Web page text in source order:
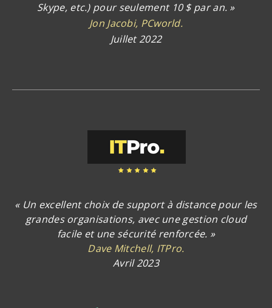
Skype, etc.) pour seulement 10 $ par an. »
Jon Jacobi, PCworld.
Juillet 2022
« Un excellent choix de support à distance pour les
grandes organisations, avec une gestion cloud
facile et une sécurité renforcée. »
Dave Mitchell, ITPro.
Avril 2023